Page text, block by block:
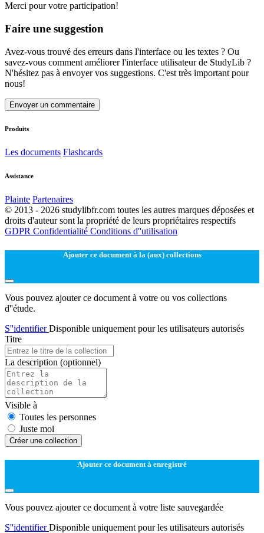
Merci pour votre participation!
Faire une suggestion
Avez-vous trouvé des erreurs dans l'interface ou les textes ? Ou
savez-vous comment améliorer l'interface utilisateur de StudyLib ?
N'hésitez pas à envoyer vos suggestions. C'est très important pour
nous!
Envoyer un commentaire
Produits
Les documents Flashcards
Assistance
Plainte Partenaires
© 2013 - 2026 studylibfr.com toutes les autres marques déposées et
droits d'auteur sont la propriété de leurs propriétaires respectifs
GDPR Confidentialité Conditions d''utilisation
Ajouter ce document à la (aux) collections
Vous pouvez ajouter ce document à votre ou vos collections
d''étude.
S''identifierDisponible uniquement pour les utilisateurs autorisés
Titre
La description (optionnel)
Visible à
Toutes les personnes
Juste moi
Créer une collection
Ajouter ce document à enregistré
Vous pouvez ajouter ce document à votre liste sauvegardée
S''identifierDisponible uniquement pour les utilisateurs autorisés